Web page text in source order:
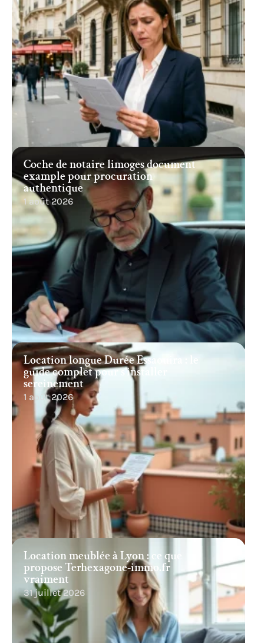
Coche de notaire limoges document
example pour procuration
authentique
1 août 2026
Location longue Durée Essaouira : le
guide complet pour s’installer
sereinement
1 août 2026
Location meublée à Lyon : ce que
propose Terhexagone-immo.fr
vraiment
31 juillet 2026